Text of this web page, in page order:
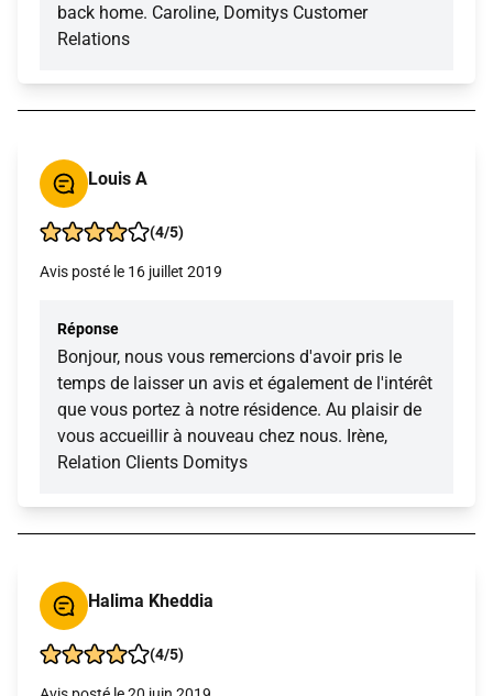
back home. Caroline, Domitys Customer
Relations
Louis A
(4/5)
Avis posté le 16 juillet 2019
Réponse
Bonjour, nous vous remercions d'avoir pris le
temps de laisser un avis et également de l'intérêt
que vous portez à notre résidence. Au plaisir de
vous accueillir à nouveau chez nous. Irène,
Relation Clients Domitys
Halima Kheddia
(4/5)